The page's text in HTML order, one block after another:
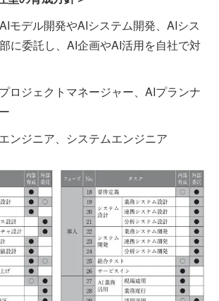
モデル開発やAIシステム開発、AIシス
に委託し、AI企画やAI活用を自社で対
ロジェクトマネージャー、AIプランナ
ンジニア、システムエンジニア